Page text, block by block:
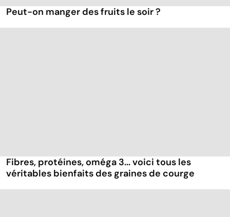
Peut-on manger des fruits le soir ?
Fibres, protéines, oméga 3... voici tous les
véritables bienfaits des graines de courge